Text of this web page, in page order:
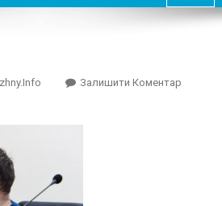
Залишити КоментарOn